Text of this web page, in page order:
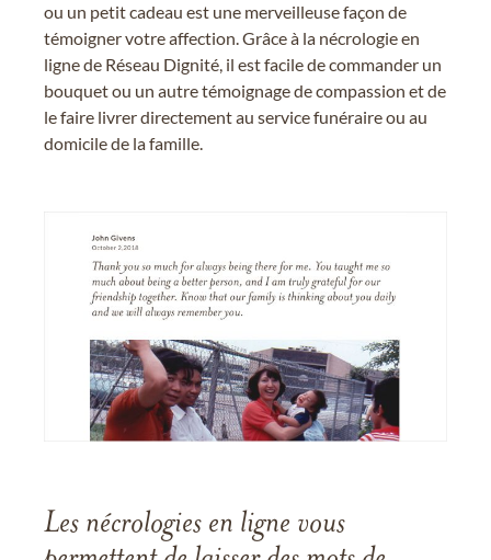
ou un petit cadeau est une merveilleuse façon de
témoigner votre affection. Grâce à la nécrologie en
ligne de Réseau Dignité, il est facile de commander un
bouquet ou un autre témoignage de compassion et de
le faire livrer directement au service funéraire ou au
domicile de la famille.
Les nécrologies en ligne vous